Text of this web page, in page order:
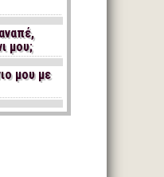
μου;
μου με